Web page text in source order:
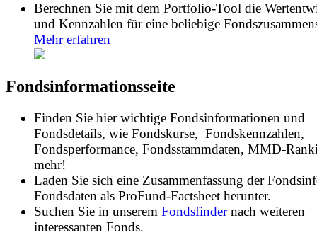
Berechnen Sie mit dem Portfolio-Tool die
und Kennzahlen für eine beliebige
Mehr erfahren
Fondsinformationsseite
Finden Sie hier wichtige Fondsinformationen und
Fondsdetails, wie Fondskurse, Fondskennzahlen,
Fondsperformance, Fondsstammdaten, MMD-
mehr!
Laden Sie sich eine Zusammenfassung der
Fondsdaten als ProFund-Factsheet herunter.
Suchen Sie in unserem Fondsfindernach weiteren
interessanten Fonds.